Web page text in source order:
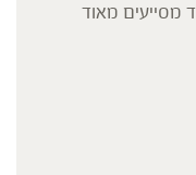
מסייעים מאוד